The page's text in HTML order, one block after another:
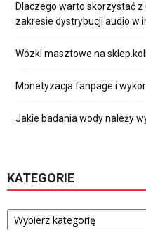
Dlaczego warto skorzystać z
zakresie dystrybucji audio w
Wózki masztowe na
Monetyzacja fanpage i
Jakie badania wody należy
KATEGORIE
Kategorie